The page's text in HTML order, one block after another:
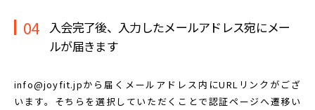
04 入会完了後、入力したメールアドレス宛にメー
ルが届きます
info@joyfit.jpから届くメールアドレス内にURLリンクがござ
います。 そちらを選択していただくことで認証ページへ遷移い